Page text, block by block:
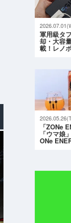
軍用級タ
却・大容
載！レノ
「ZONe
「ウマ娘
ONe